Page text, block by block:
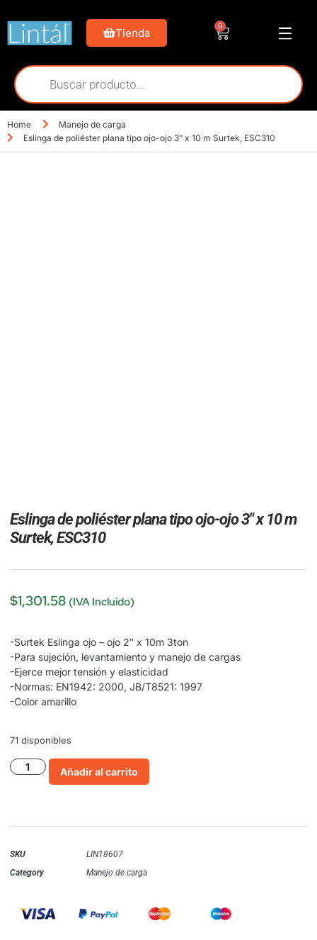
Tienda
0
Home
Manejo de carga
Eslinga de poliéster plana tipo ojo-ojo 3″ x 10 m Surtek, ESC310
Eslinga de poliéster plana tipo ojo-ojo 3″ x 10 m
Surtek, ESC310
$1,301.58 (IVA Incluido)
-Surtek Eslinga ojo – ojo 2″ x 10m 3ton
-Para sujeción, levantamiento y manejo de cargas
-Ejerce mejor tensión y elasticidad
-Normas: EN1942: 2000, JB/T8521: 1997
-Color amarillo
71 disponibles
Añadir al carrito
SKU
LIN18607
Category
Manejo de carga